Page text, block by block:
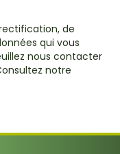
de
qui vous
nous contacter
notre